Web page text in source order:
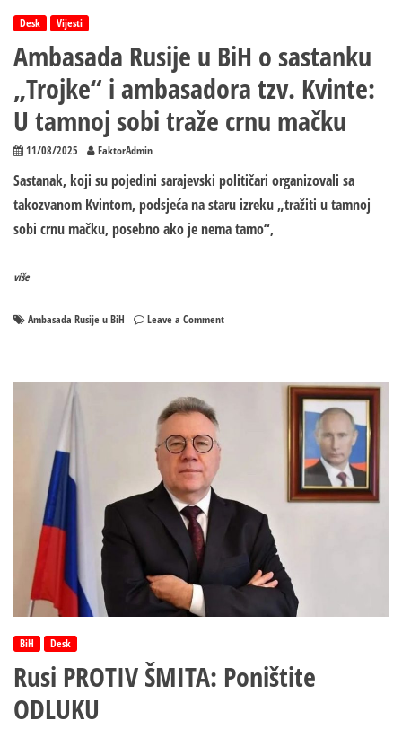
Desk Vijesti
Ambasada Rusije u BiH o sastanku
„Trojke“ i ambasadora tzv. Kvinte:
U tamnoj sobi traže crnu mačku
11/08/2025 FaktorAdmin
Sastanak, koji su pojedini sarajevski političari organizovali sa
takozvanom Kvintom, podsjeća na staru izreku „tražiti u tamnoj
sobi crnu mačku, posebno ako je nema tamo“,
više
Ambasada Rusije u BiH Leave a Commenton
tzv.
U
traže
BiH
Desk
Rusi PROTIV ŠMITA: Poništite
ODLUKU